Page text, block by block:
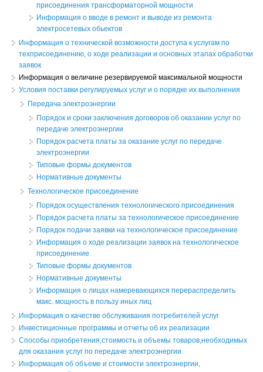
присоединения трансформаторной мощности
Информация о вводе в ремонт и выводе из ремонта
электросетевых обьектов
Информация о технической возможности доступа к услугам по
техприсоединению, о ходе реализации и основных этапах обработки
заявок
Информация о величине резервируемой максимальной мощности
Условия поставки регулируемых услуг и о порядке их выполнения
Передача электроэнергии
Порядок и сроки заключения договоров об оказании услуг по
передаче электроэнергии
Порядок расчета платы за оказание услуг по передаче
электроэнергии
Типовые формы документов
Нормативные документы
Технологическое присоединение
Порядок осуществления технологического присоединения
Порядок расчета платы за технологическое присоединение
Порядок подачи заявки на технологическое присоединение
Информация о ходе реализации заявок на технологическое
присоединение
Типовые формы документов
Нормативные документы
Информация о лицах намеревающихся перераспределить
макс. мощность в пользу иных лиц
Информация о качестве обслуживания потребителей услуг
Инвестиционные программы и отчеты об их реализации
Способы приобретения,стоимость и объемы товаров,необходимых
для оказания услуг по передаче электроэнергии
Информация об объеме и стоимости электроэнергии,